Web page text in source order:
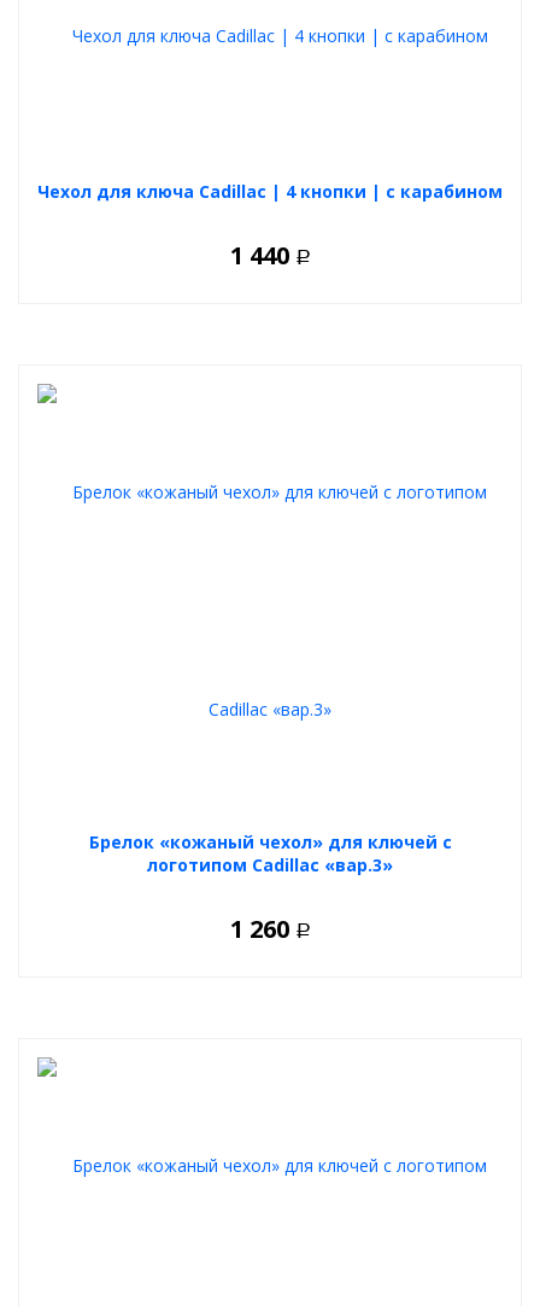
Чехол для ключа Cadillac | 4 кнопки | с карабином
1 440 Р
Брелок «кожаный чехол» для ключей с
логотипом Cadillac «вар.3»
1 260 Р